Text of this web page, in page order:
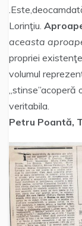
Lorinţiu.
aceasta
propriei
volumul
veritabila.
Petru Poantă,